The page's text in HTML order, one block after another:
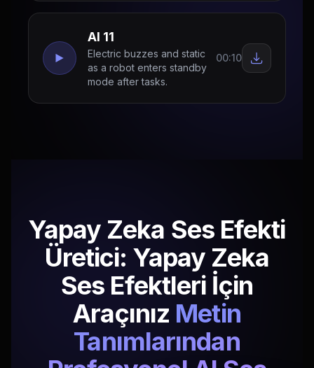
AI 11
Electric buzzes and static
as a robot enters standby
mode after tasks.
00:10
Yapay Zeka Ses Efekti
Üretici: Yapay Zeka
Ses Efektleri İçin
Araçınız Metin
Tanımlarından